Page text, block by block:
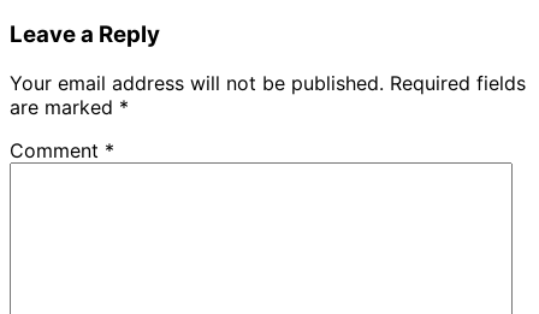
Leave a Reply
Your email address will not be published. Required fields
are marked *
Comment *